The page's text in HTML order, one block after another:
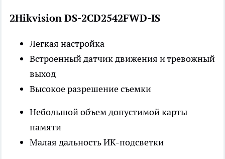
2Hikvision DS-2CD2542FWD-IS
Легкая настройка
Встроенный датчик движения и тревожный
выход
Высокое разрешение съемки
Небольшой объем допустимой карты
памяти
Малая дальность ИК-подсветки